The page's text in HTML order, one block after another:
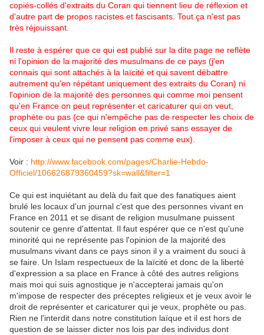
copiés-collés d'extraits du Coran qui tiennent lieu de réflexion et
d'autre part de propos racistes et fascisants. Tout ça n'est pas
très réjouissant.
Il reste à espérer que ce qui est publié sur la dite page ne reflète
ni l'opinion de la majorité des musulmans de ce pays (j'en
connais qui sont attachés à la laïcité et qui savent débattre
autrement qu'en répétant uniquement des extraits du Coran) ni
l'opinion de la majorité des personnes qui comme moi pensent
qu'en France on peut représenter et caricaturer qui on veut,
prophète ou pas (ce qui n'empêche pas de respecter les choix de
ceux qui veulent vivre leur religion en privé sans essayer de
l'imposer à ceux qui ne pensent pas comme eux).
Voir : http://www.facebook.com/pages/Charlie-Hebdo-
Officiel/106626879360459?sk=wall&filter=1
Ce qui est inquiétant au delà du fait que des fanatiques aient
brulé les locaux d'un journal c'est que des personnes vivant en
France en 2011 et se disant de religion musulmane puissent
soutenir ce genre d'attentat. Il faut espérer que ce n'est qu'une
minorité qui ne représente pas l'opinion de la majorité des
musulmans vivant dans ce pays sinon il y a vraiment du souci à
se faire. Un Islam respectueux de la laïcité et donc de la liberté
d'expression a sa place en France à côté des autres religions
mais moi qui suis agnostique je n'accepterai jamais qu'on
m'impose de respecter des préceptes religieux et je veux avoir le
droit de représenter et caricaturer qui je veux, prophète ou pas.
Rien ne l'interdit dans notre constitution laïque et il est hors de
question de se laisser dicter nos lois par des individus dont